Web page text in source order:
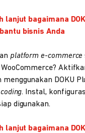
lanjut bagaimana
bisnis Anda
platform e-commerce
WooCommerce?
menggunakan DOKU
coding. Instal,
digunakan.
lanjut bagaimana